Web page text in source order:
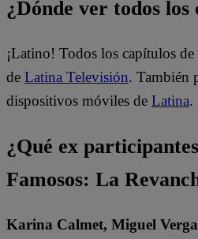
¿Dónde ver todos
¡Latino! Todos los capítulos
de Latina Televisión. También
dispositivos móviles de Latina.
¿Qué ex
Famosos: La
Karina Calmet, Miguel